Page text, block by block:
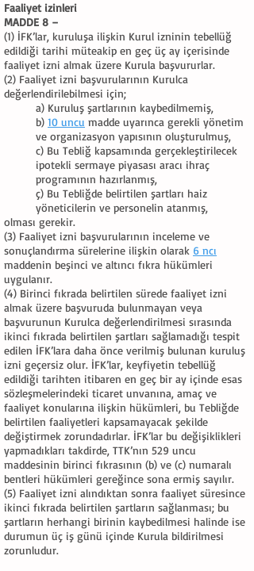
Faaliyet izinleri
MADDE 8 –
(1) İFK’lar, kuruluşa ilişkin Kurul izninin tebellüğ
edildiği tarihi müteakip en geç üç ay içerisinde
faaliyet izni almak üzere Kurula başvururlar.
(2) Faaliyet izni başvurularının Kurulca
değerlendirilebilmesi için;
a) Kuruluş şartlarının kaybedilmemiş,
b) 10 uncu madde uyarınca gerekli yönetim
ve organizasyon yapısının oluşturulmuş,
c) Bu Tebliğ kapsamında gerçekleştirilecek
ipotekli sermaye piyasası aracı ihraç
programının hazırlanmış,
ç) Bu Tebliğde belirtilen şartları haiz
yöneticilerin ve personelin atanmış,
olması gerekir.
(3) Faaliyet izni başvurularının inceleme ve
sonuçlandırma sürelerine ilişkin olarak 6 ncı
maddenin beşinci ve altıncı fıkra hükümleri
uygulanır.
(4) Birinci fıkrada belirtilen sürede faaliyet izni
almak üzere başvuruda bulunmayan veya
başvurunun Kurulca değerlendirilmesi sırasında
ikinci fıkrada belirtilen şartları sağlamadığı tespit
edilen İFK’lara daha önce verilmiş bulunan kuruluş
izni geçersiz olur. İFK’lar, keyfiyetin tebellüğ
edildiği tarihten itibaren en geç bir ay içinde esas
sözleşmelerindeki ticaret unvanına, amaç ve
faaliyet konularına ilişkin hükümleri, bu Tebliğde
belirtilen faaliyetleri kapsamayacak şekilde
değiştirmek zorundadırlar. İFK’lar bu değişiklikleri
yapmadıkları takdirde, TTK’nın 529 uncu
maddesinin birinci fıkrasının (b) ve (c) numaralı
bentleri hükümleri gereğince sona ermiş sayılır.
(5) Faaliyet izni alındıktan sonra faaliyet süresince
ikinci fıkrada belirtilen şartların sağlanması; bu
şartların herhangi birinin kaybedilmesi halinde ise
durumun üç iş günü içinde Kurula bildirilmesi
zorunludur.